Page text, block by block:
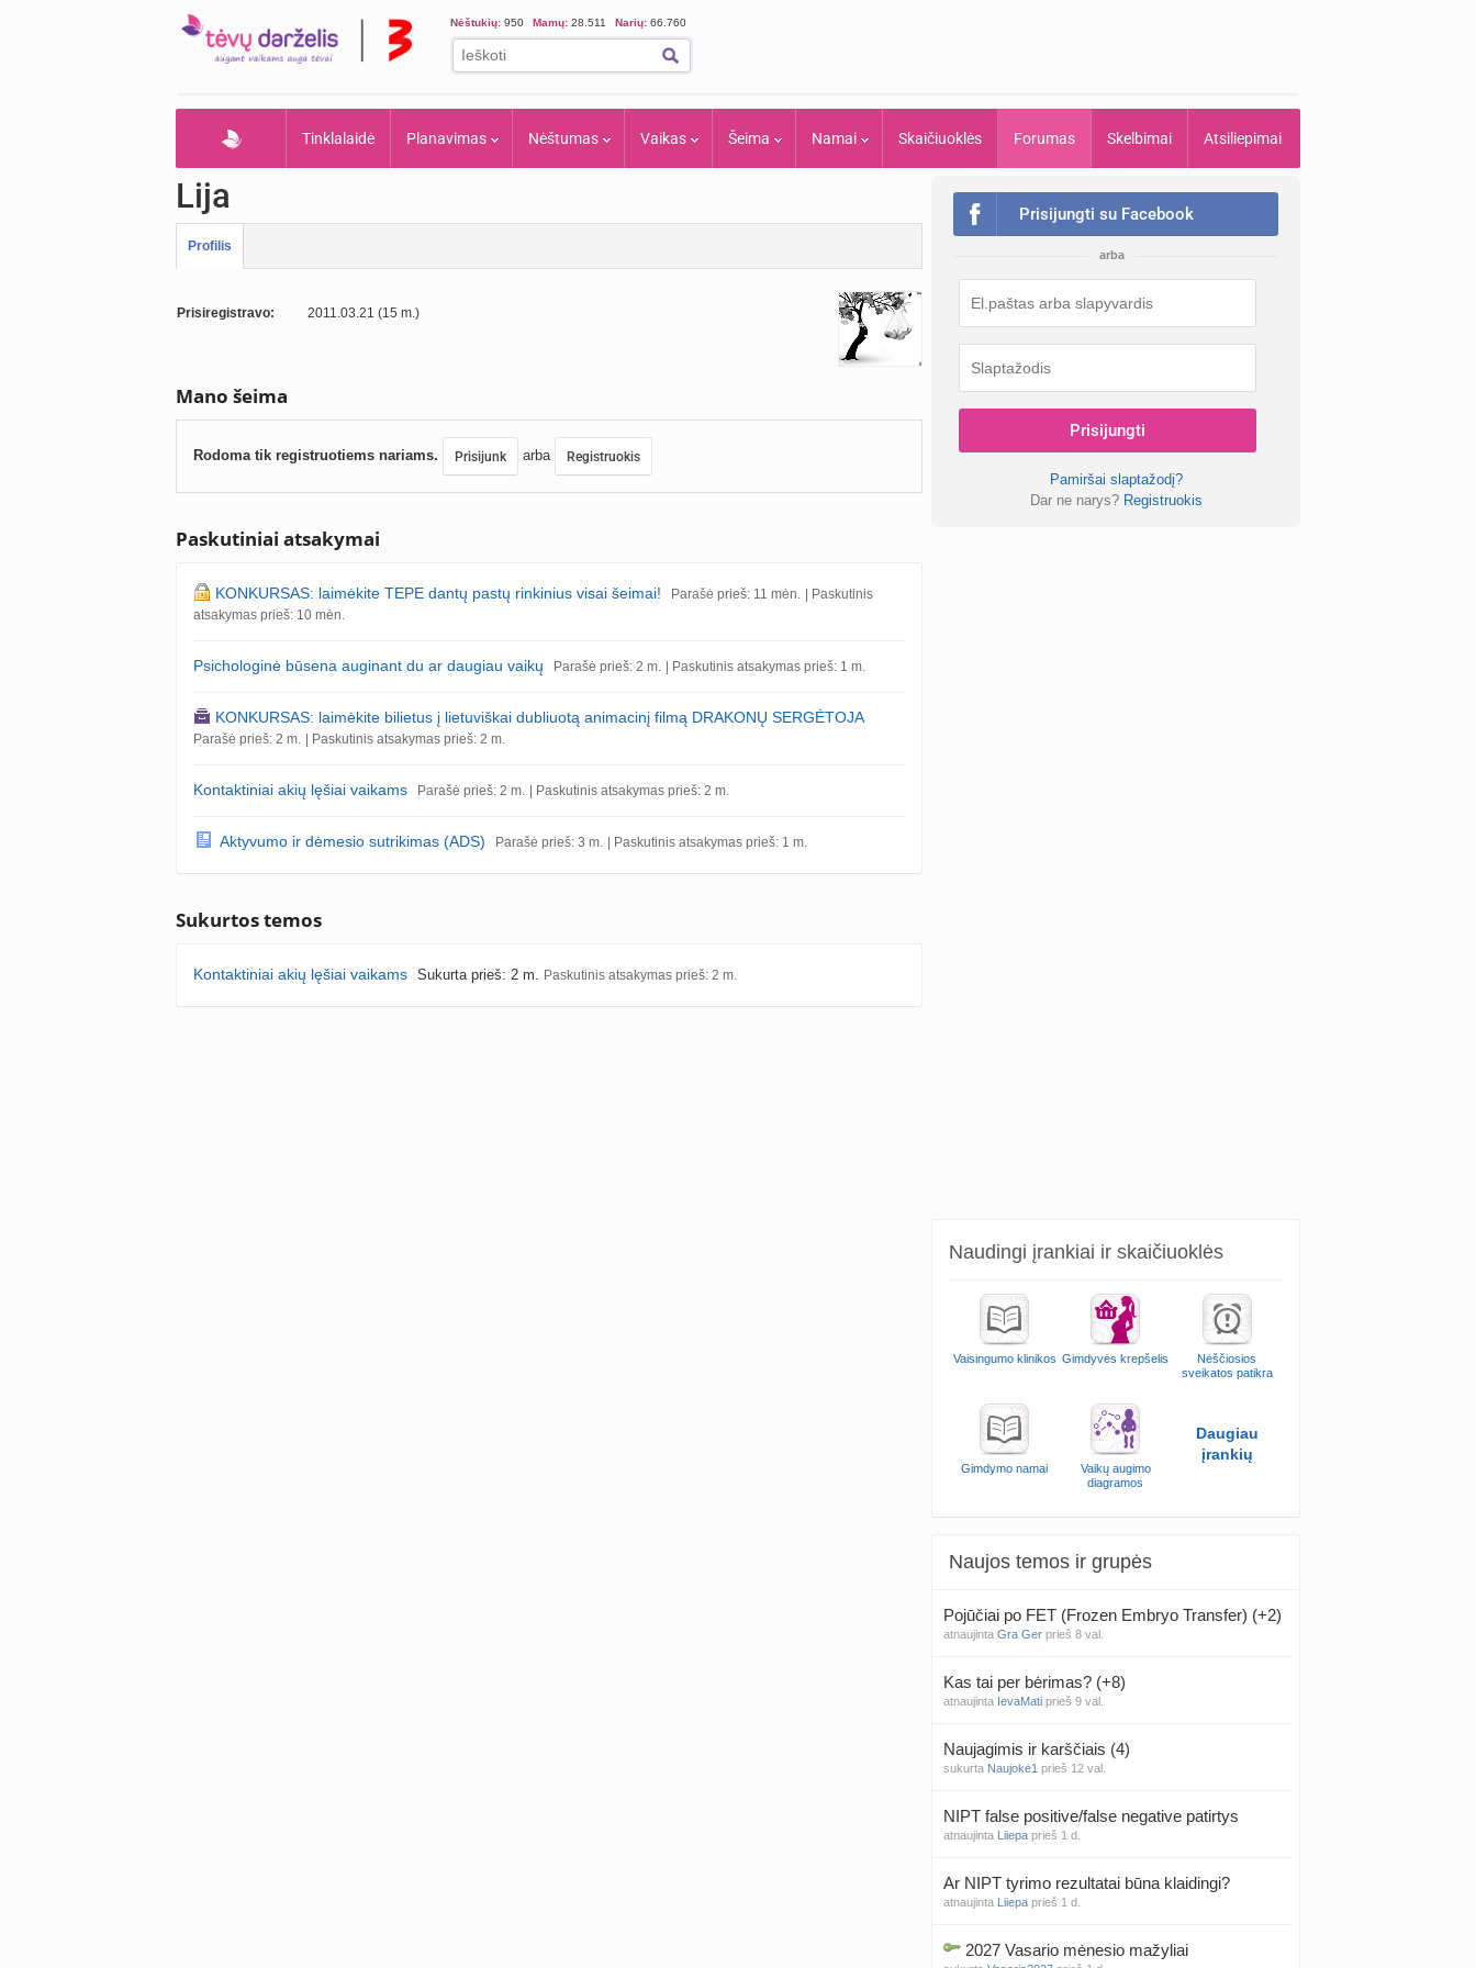
Nėštukių: 950 Mamų: 28.511 Narių: 66.760
Tinklalaidė Planavimas Nėštumas Vaikas Šeima Namai Skaičiuoklės Forumas Skelbimai Atsiliepimai
Lija
Profilis
Prisiregistravo: 2011.03.21 (15 m.)
Mano šeima
Rodoma tik registruotiems nariams. Prisijunk arba Registruokis
Paskutiniai atsakymai
KONKURSAS: laimėkite TEPE dantų pastų rinkinius visai šeimai! Parašė prieš: 11 mėn. | Paskutinis
atsakymas prieš: 10 mėn.
Psichologinė būsena auginant du ar daugiau vaikų Parašė prieš: 2 m. | Paskutinis atsakymas prieš: 1 m.
KONKURSAS: laimėkite bilietus į lietuviškai dubliuotą animacinį filmą DRAKONŲ SERGĖTOJA
Parašė prieš: 2 m. | Paskutinis atsakymas prieš: 2 m.
Kontaktiniai akių lęšiai vaikams Parašė prieš: 2 m. | Paskutinis atsakymas prieš: 2 m.
Aktyvumo ir dėmesio sutrikimas (ADS) Parašė prieš: 3 m. | Paskutinis atsakymas prieš: 1 m.
Sukurtos temos
Kontaktiniai akių lęšiai vaikams Sukurta prieš: 2 m. Paskutinis atsakymas prieš: 2 m.
Prisijungti su Facebook
arba
Prisijungti
Pamiršai slaptažodį?
Dar ne narys? Registruokis
Naudingi įrankiai ir skaičiuoklės
Vaisingumo klinikos Gimdyvės krepšelis
Nėščiosios
sveikatos patikra
Gimdymo namai
Vaikų augimo
diagramos
Daugiau
įrankių
Naujos temos ir grupės
Pojūčiai po FET (Frozen Embryo Transfer) (+2)
atnaujinta Gra Ger prieš 8 val.
Kas tai per bėrimas? (+8)
atnaujinta IevaMati prieš 9 val.
Naujagimis ir karščiais (4)
sukurta Naujokė1 prieš 12 val.
NIPT false positive/false negative patirtys
atnaujinta Liiepa prieš 1 d.
Ar NIPT tyrimo rezultatai būna klaidingi?
atnaujinta Liiepa prieš 1 d.
2027 Vasario mėnesio mažyliai